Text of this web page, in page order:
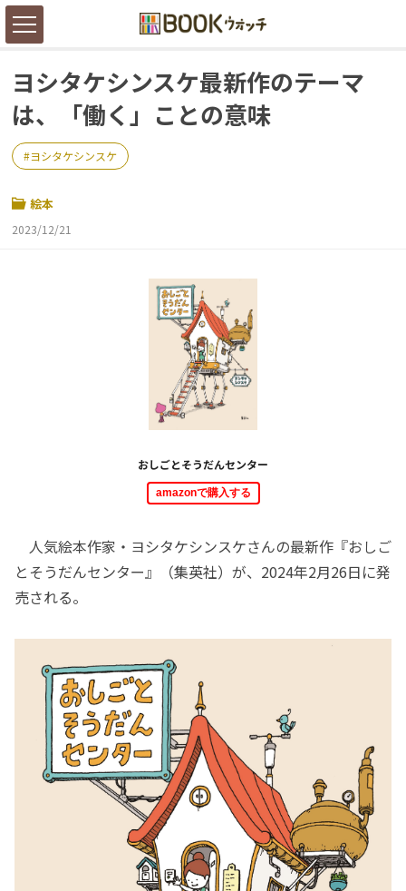
ヨシタケシンスケ最新作のテーマ
は、「働く」ことの意味
ヨシタケシンスケ
絵本
2023/12/21
おしごとそうだんセンター
amazonで購入する
人気絵本作家・ヨシタケシンスケさんの最新作『おしご
とそうだんセンター』（集英社）が、2024年2月26日に発
売される。